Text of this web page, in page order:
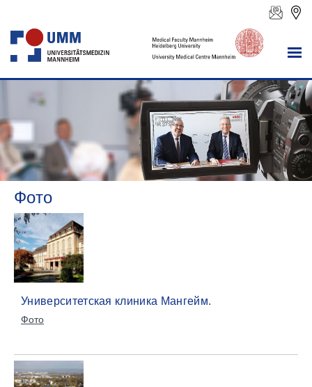
Фото
Университетская клиника Мангейм.
Фото